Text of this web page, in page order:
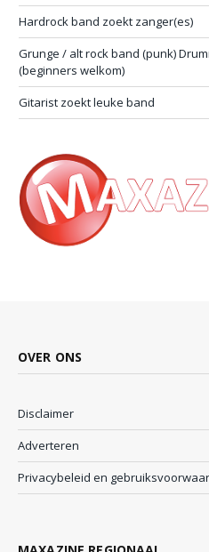
Hardrock band zoekt zanger(es)
Grunge / alt rock band (punk)
(beginners welkom)
Gitarist zoekt leuke band
OVER ONS
Disclaimer
Adverteren
Privacybeleid en